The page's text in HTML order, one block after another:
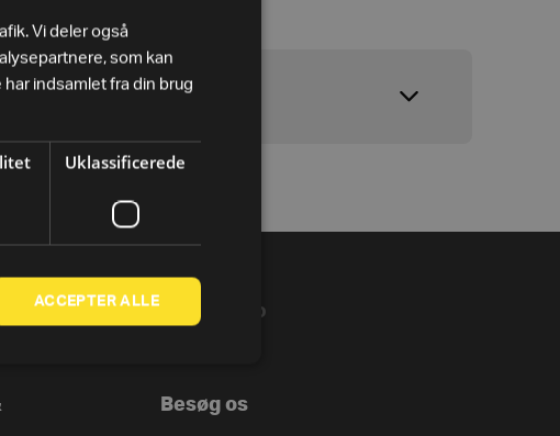
VIRKSOMHED
Besøg os
Vi deler også
som kan
indsamlet fra din brug
Uklassificerede
ACCEPTER ALLE